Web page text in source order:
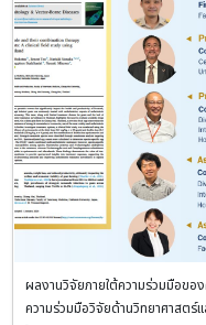
ผลงานวิจัยภายใต้ความร่วมมือขอ
ความร่วมมือวิจัยด้านวิทยาศาสตร์